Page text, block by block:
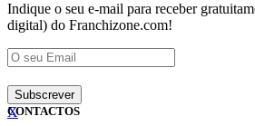
Indique o seu e-mail para receber
digital) do Franchizone.com!
X
CONTACTOS